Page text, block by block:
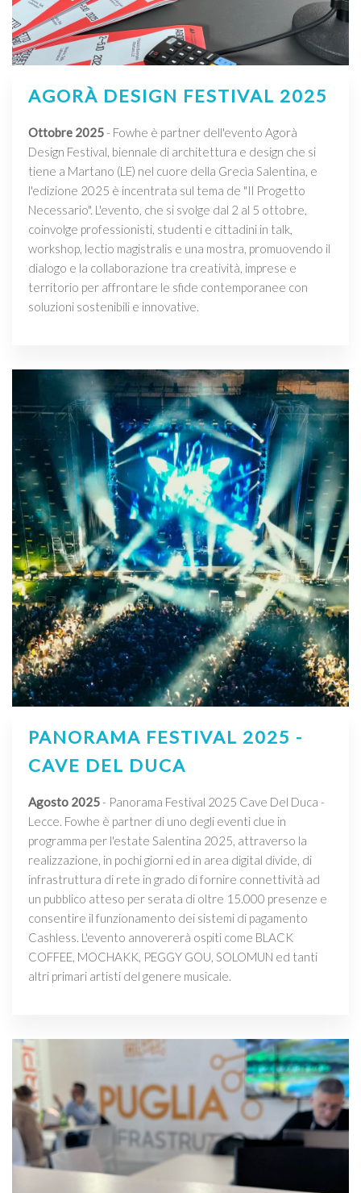
AGORÀ DESIGN FESTIVAL 2025
Ottobre 2025- Fowhe è partner dell'evento Agorà
Design Festival, biennale di architettura e design che si
tiene a Martano (LE) nel cuore della Grecìa Salentina, e
l'edizione 2025 è incentrata sul tema de "Il Progetto
Necessario". L'evento, che si svolge dal 2 al 5 ottobre,
coinvolge professionisti, studenti e cittadini in talk,
workshop, lectio magistralis e una mostra, promuovendo il
dialogo e la collaborazione tra creatività, imprese e
territorio per affrontare le sfide contemporanee con
soluzioni sostenibili e innovative.
PANORAMA FESTIVAL 2025 -
CAVE DEL DUCA
Agosto 2025- Panorama Festival 2025 Cave Del Duca -
Lecce. Fowhe è partner di uno degli eventi clue in
programma per l'estate Salentina 2025, attraverso la
realizzazione, in pochi giorni ed in area digital divide, di
infrastruttura di rete in grado di fornire connettività ad
un pubblico atteso per serata di oltre 15.000 presenze e
consentire il funzionamento dei sistemi di pagamento
Cashless. L'evento annovererà ospiti come BLACK
COFFEE, MOCHAKK, PEGGY GOU, SOLOMUN ed tanti
altri primari artisti del genere musicale.